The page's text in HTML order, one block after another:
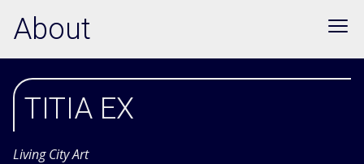
About
TITIA EX
Living City Art